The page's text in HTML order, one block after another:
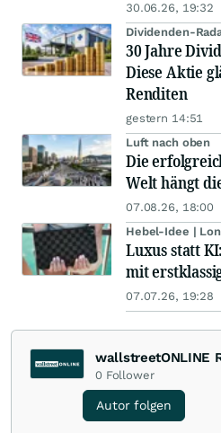
30.06.26, 19:32
Dividenden-
30 Jahre
Diese Aktie
Renditen
gestern 14:51
Luft nach oben
Die
Welt hängt
07.08.26, 18:00
Hebel-Idee |
Luxus statt
mit
07.07.26, 19:28
wallstreetONLINE
0 Follower
Autor folgen